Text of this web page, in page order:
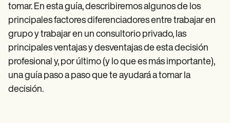
tomar. En esta guía, describiremos algunos de los
principales factores diferenciadores entre trabajar en
grupo y trabajar en un consultorio privado, las
principales ventajas y desventajas de esta decisión
profesional y, por último (y lo que es más importante),
una guía paso a paso que te ayudará a tomar la
decisión.